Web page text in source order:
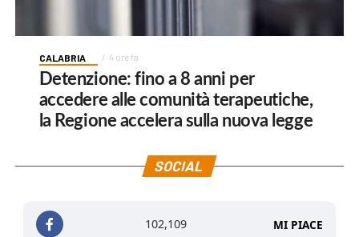
CALABRIA 4 ore fa
Detenzione: fino a 8 anni per
accedere alle comunità terapeutiche,
la Regione accelera sulla nuova legge
SOCIAL
102,109 MI PIACE